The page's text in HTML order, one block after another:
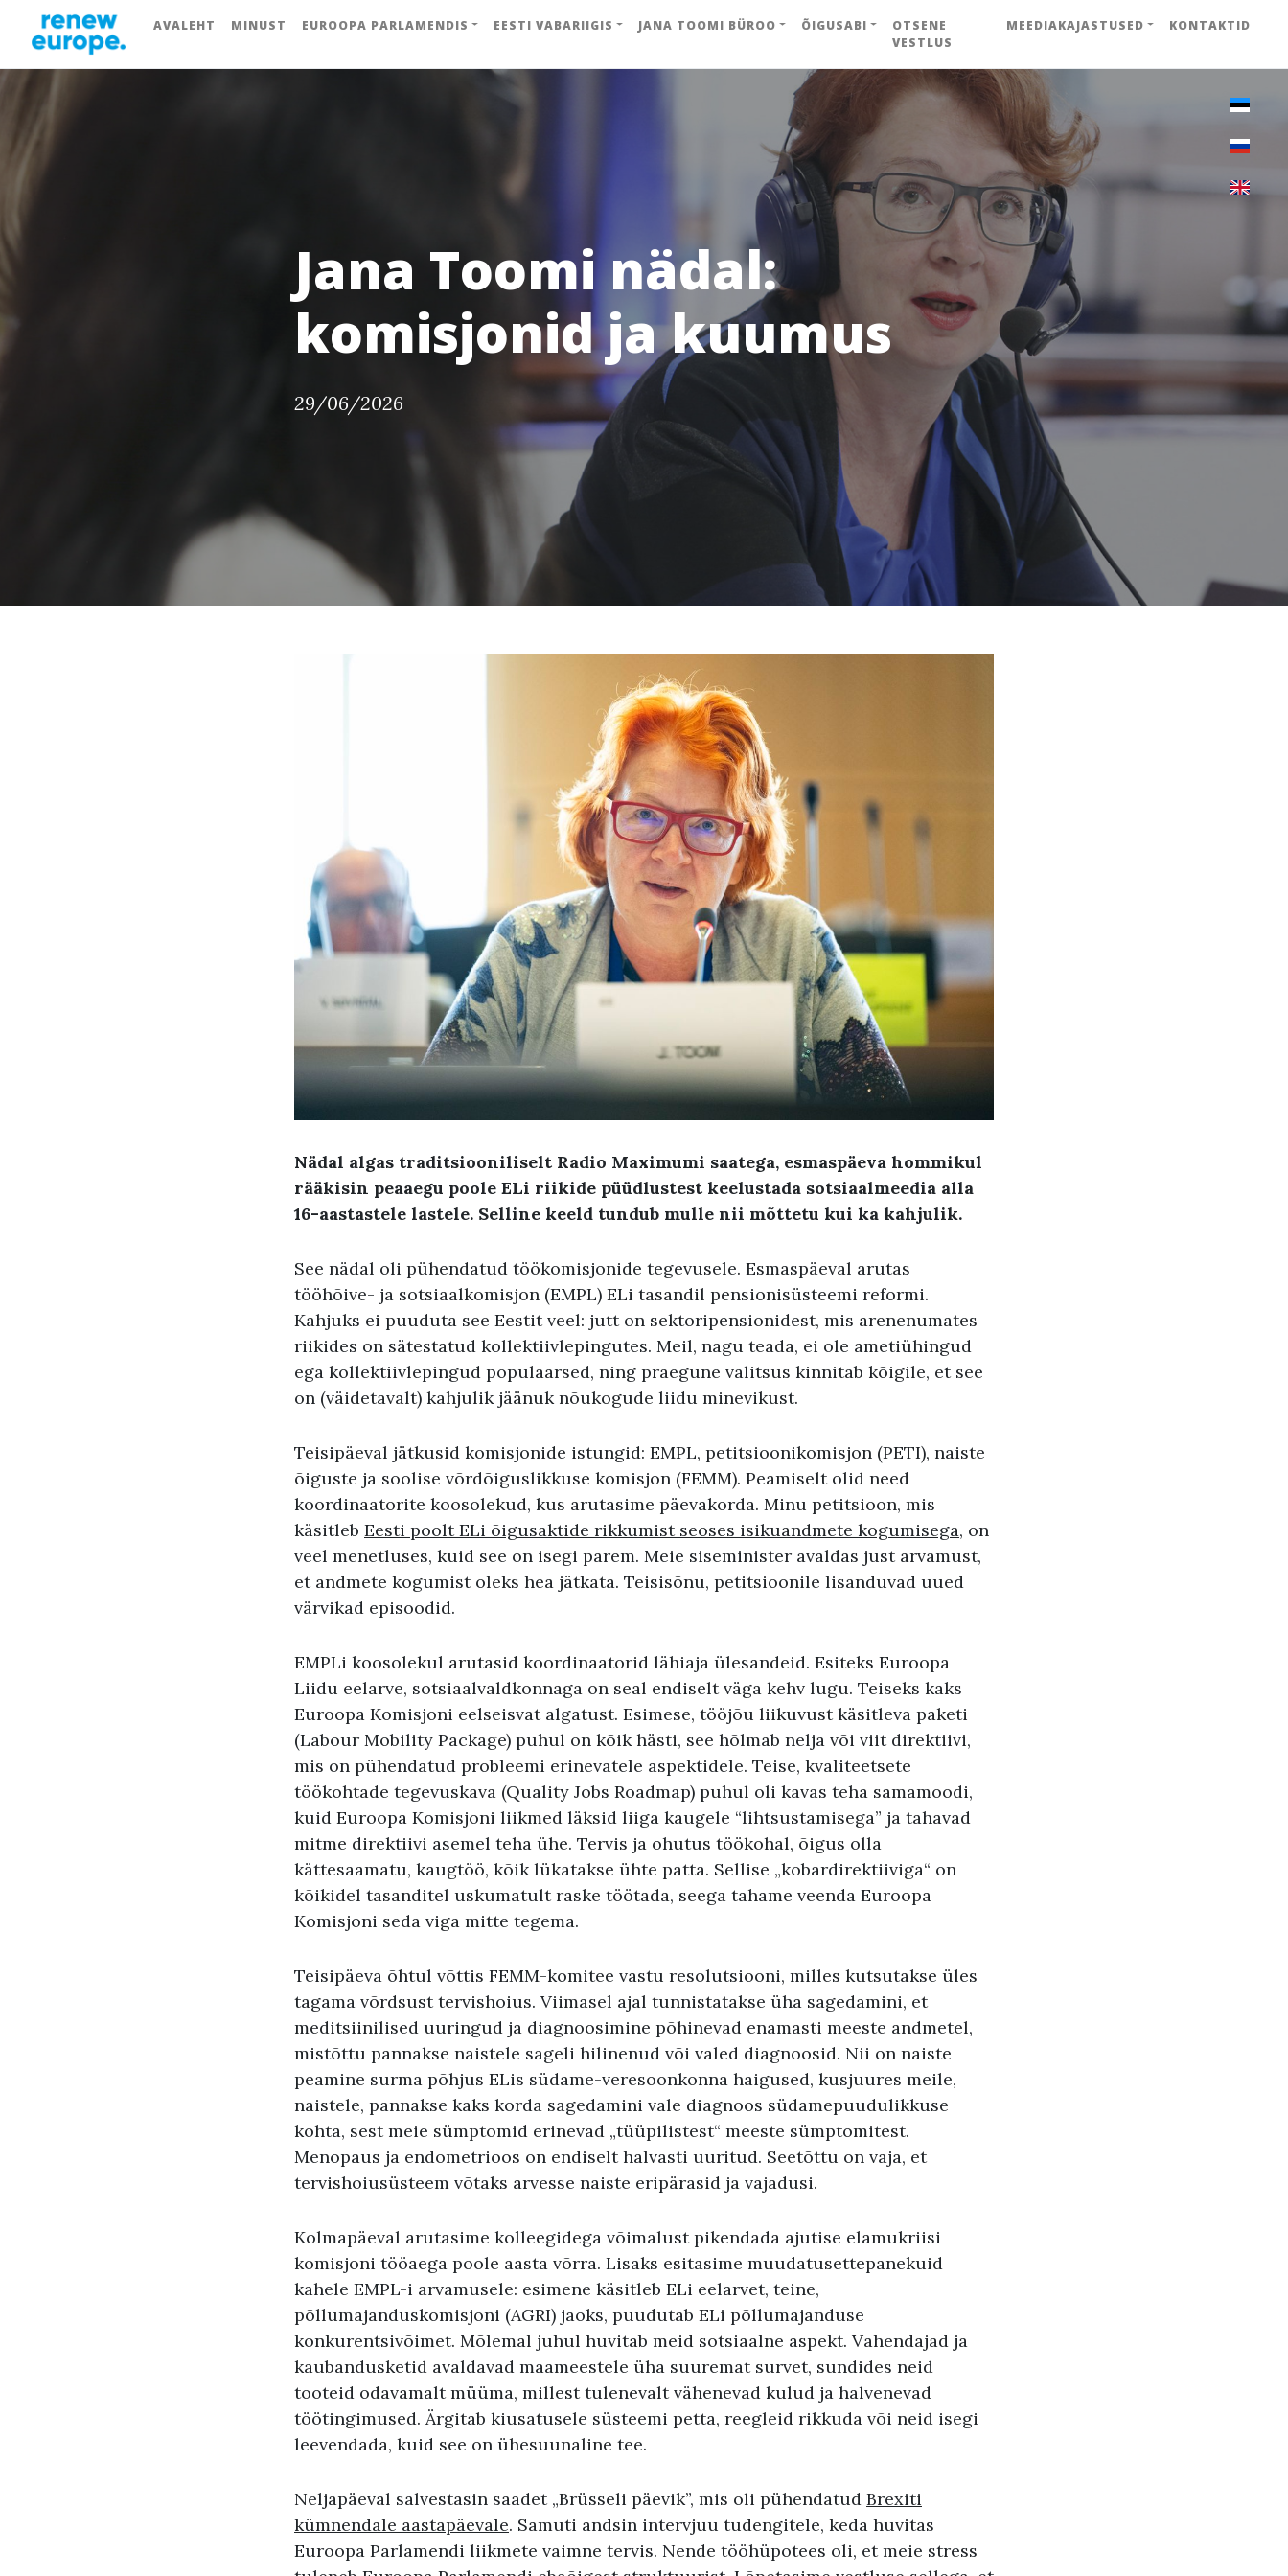
AVALEHT MINUST EUROOPA PARLAMENDIS EESTI VABARIIGIS JANA TOOMI BÜROO ÕIGUSABI
OTSENE
VESTLUS
MEEDIAKAJASTUSED KONTAKTID
Jana Toomi nädal:
komisjonid ja kuumus
29/06/2026
Nädal algas traditsiooniliselt Radio Maximumi saatega, esmaspäeva hommikul
rääkisin peaaegu poole ELi riikide püüdlustest keelustada sotsiaalmeedia alla
16-aastastele lastele. Selline keeld tundub mulle nii mõttetu kui ka kahjulik.
See nädal oli pühendatud töökomisjonide tegevusele. Esmaspäeval arutas
tööhõive- ja sotsiaalkomisjon (EMPL) ELi tasandil pensionisüsteemi reformi.
Kahjuks ei puuduta see Eestit veel: jutt on sektoripensionidest, mis arenenumates
riikides on sätestatud kollektiivlepingutes. Meil, nagu teada, ei ole ametiühingud
ega kollektiivlepingud populaarsed, ning praegune valitsus kinnitab kõigile, et see
on (väidetavalt) kahjulik jäänuk nõukogude liidu minevikust.
Teisipäeval jätkusid komisjonide istungid: EMPL, petitsioonikomisjon (PETI), naiste
õiguste ja soolise võrdõiguslikkuse komisjon (FEMM). Peamiselt olid need
koordinaatorite koosolekud, kus arutasime päevakorda. Minu petitsioon, mis
käsitleb Eesti poolt ELi õigusaktide rikkumist seoses isikuandmete kogumisega, on
veel menetluses, kuid see on isegi parem. Meie siseminister avaldas just arvamust,
et andmete kogumist oleks hea jätkata. Teisisõnu, petitsioonile lisanduvad uued
värvikad episoodid.
EMPLi koosolekul arutasid koordinaatorid lähiaja ülesandeid. Esiteks Euroopa
Liidu eelarve, sotsiaalvaldkonnaga on seal endiselt väga kehv lugu. Teiseks kaks
Euroopa Komisjoni eelseisvat algatust. Esimese, tööjõu liikuvust käsitleva paketi
(Labour Mobility Package) puhul on kõik hästi, see hõlmab nelja või viit direktiivi,
mis on pühendatud probleemi erinevatele aspektidele. Teise, kvaliteetsete
töökohtade tegevuskava (Quality Jobs Roadmap) puhul oli kavas teha samamoodi,
kuid Euroopa Komisjoni liikmed läksid liiga kaugele “lihtsustamisega” ja tahavad
mitme direktiivi asemel teha ühe. Tervis ja ohutus töökohal, õigus olla
kättesaamatu, kaugtöö, kõik lükatakse ühte patta. Sellise „kobardirektiiviga“ on
kõikidel tasanditel uskumatult raske töötada, seega tahame veenda Euroopa
Komisjoni seda viga mitte tegema.
Teisipäeva õhtul võttis FEMM-komitee vastu resolutsiooni, milles kutsutakse üles
tagama võrdsust tervishoius. Viimasel ajal tunnistatakse üha sagedamini, et
meditsiinilised uuringud ja diagnoosimine põhinevad enamasti meeste andmetel,
mistõttu pannakse naistele sageli hilinenud või valed diagnoosid. Nii on naiste
peamine surma põhjus ELis südame-veresoonkonna haigused, kusjuures meile,
naistele, pannakse kaks korda sagedamini vale diagnoos südamepuudulikkuse
kohta, sest meie sümptomid erinevad „tüüpilistest“ meeste sümptomitest.
Menopaus ja endometrioos on endiselt halvasti uuritud. Seetõttu on vaja, et
tervishoiusüsteem võtaks arvesse naiste eripärasid ja vajadusi.
Kolmapäeval arutasime kolleegidega võimalust pikendada ajutise elamukriisi
komisjoni tööaega poole aasta võrra. Lisaks esitasime muudatusettepanekuid
kahele EMPL-i arvamusele: esimene käsitleb ELi eelarvet, teine,
põllumajanduskomisjoni (AGRI) jaoks, puudutab ELi põllumajanduse
konkurentsivõimet. Mõlemal juhul huvitab meid sotsiaalne aspekt. Vahendajad ja
kaubandusketid avaldavad maameestele üha suuremat survet, sundides neid
tooteid odavamalt müüma, millest tulenevalt vähenevad kulud ja halvenevad
töötingimused. Ärgitab kiusatusele süsteemi petta, reegleid rikkuda või neid isegi
leevendada, kuid see on ühesuunaline tee.
Neljapäeval salvestasin saadet „Brüsseli päevik”, mis oli pühendatud Brexiti
kümnendale aastapäevale. Samuti andsin intervjuu tudengitele, keda huvitas
Euroopa Parlamendi liikmete vaimne tervis. Nende tööhüpotees oli, et meie stress